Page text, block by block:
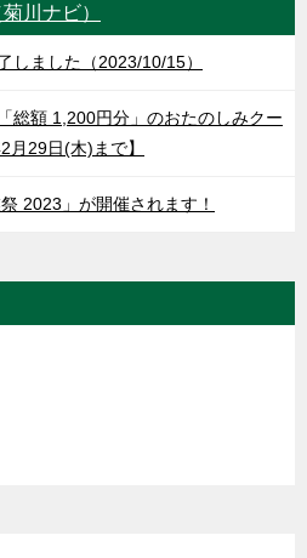
川ナビ）
しました（2023/10/15）
総額 1,200円分」のおたのしみクー
29日(木)まで】
2023」が開催されます！